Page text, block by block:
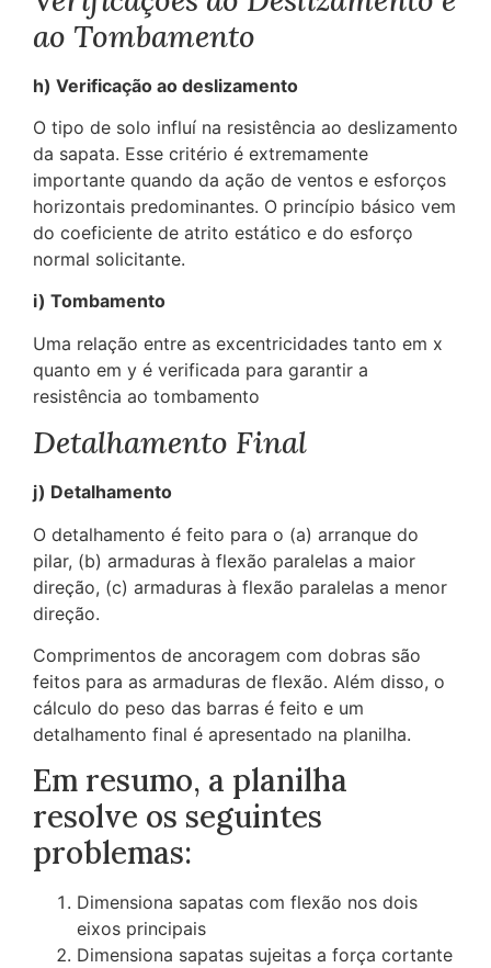
ao Tombamento
h) Verificação ao deslizamento
O tipo de solo influí na resistência ao deslizamento
da sapata. Esse critério é extremamente
importante quando da ação de ventos e esforços
horizontais predominantes. O princípio básico vem
do coeficiente de atrito estático e do esforço
normal solicitante.
i) Tombamento
Uma relação entre as excentricidades tanto em x
quanto em y é verificada para garantir a
resistência ao tombamento
Detalhamento Final
j) Detalhamento
O detalhamento é feito para o (a) arranque do
pilar, (b) armaduras à flexão paralelas a maior
direção, (c) armaduras à flexão paralelas a menor
direção.
Comprimentos de ancoragem com dobras são
feitos para as armaduras de flexão. Além disso, o
cálculo do peso das barras é feito e um
detalhamento final é apresentado na planilha.
Em resumo, a planilha
resolve os seguintes
problemas:
Dimensiona sapatas com flexão nos dois
eixos principais
Dimensiona sapatas sujeitas a força cortante